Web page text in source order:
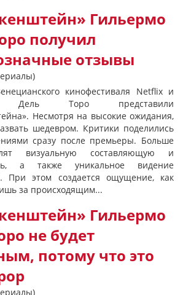
Гильермо
получил
отзывы
кинофестиваля Netflix и
Дель Торо представили
Несмотря на высокие ожидания,
шедевром. Критики поделились
сразу после премьеры. Больше
визуальную составляющую и
а также уникальное видение
При этом создается ощущение, как
за происходящим...
Гильермо
не будет
потому что это